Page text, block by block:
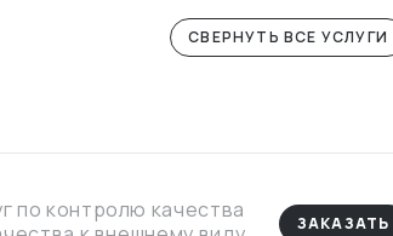
СВЕРНУТЬ ВСЕ УСЛУГИ
по контролю качества
ЗАКАЗАТЬ